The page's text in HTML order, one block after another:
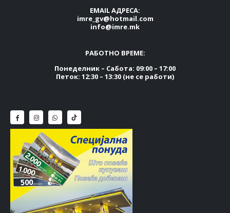
EMAIL АДРЕСА:
imre_gv@hotmail.com
info@imre.mk
РАБОТНО ВРЕМЕ:
Понеделник – Сабота: 09:00 – 17:00
Петок: 12:30 – 13:30 (не се работи)